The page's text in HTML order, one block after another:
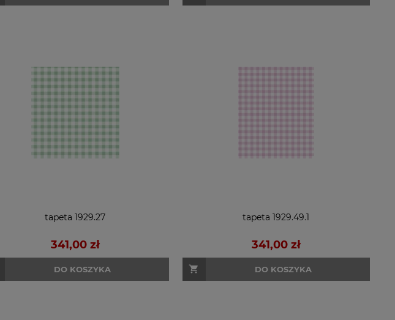
tapeta 1929.27
341,00 zł
DO KOSZYKA
tapeta 1929.49.1
341,00 zł
DO KOSZYKA